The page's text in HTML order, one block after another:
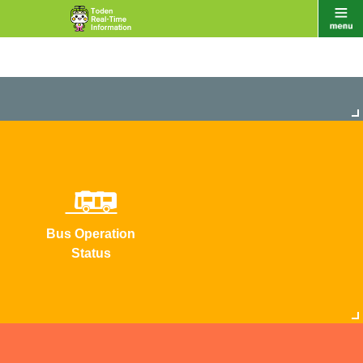
Bus Operation
Status